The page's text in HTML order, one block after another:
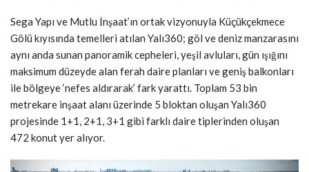
Sega Yapı ve Mutlu İnşaat’ın ortak vizyonuyla Küçükçekmece
Gölü kıyısında temelleri atılan Yalı360; göl ve deniz manzarasını
aynı anda sunan panoramik cepheleri, yeşil avluları, gün ışığını
maksimum düzeyde alan ferah daire planları ve geniş balkonları
ile bölgeye ‘nefes aldırarak’ fark yarattı. Toplam 53 bin
metrekare inşaat alanı üzerinde 5 bloktan oluşan Yalı360
projesinde 1+1, 2+1, 3+1 gibi farklı daire tiplerinden oluşan
472 konut yer alıyor.